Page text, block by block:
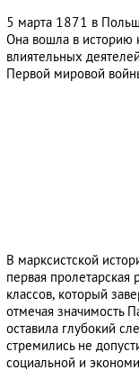
5 марта 1871 в
Она вошла в историю
влиятельных
Первой мировой
В марксистской
первая
классов, который
отмечая значимость
оставила глубокий
стремились не
социальной и